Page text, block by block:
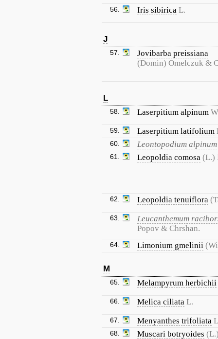
56. Iris sibirica L.
J
57.
Jovibarba preissiana
(Domin) Omelczuk &
L
58. Laserpitium alpinum
59. Laserpitium latifolium
60. Leontopodium alpinum
61. Leopoldia comosa (L.)
62. Leopoldia tenuiflora
63.
Leucanthemum
Popov & Chrshan.
64. Limonium gmelinii
M
65. Melampyrum herbichii
66. Melica ciliata L.
67. Menyanthes trifoliata
68. Muscari botryoides